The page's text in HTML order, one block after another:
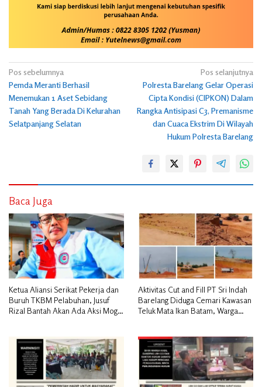
Navigasi
pos
Pos sebelumnya
Pemda Meranti Berhasil
Menemukan 1 Aset Sebidang
Tanah Yang Berada Di Kelurahan
Selatpanjang Selatan
Pos selanjutnya
Polresta Barelang Gelar Operasi
Cipta Kondisi (CIPKON) Dalam
Rangka Antisipasi C3, Premanisme
dan Cuaca Ekstrim Di Wilayah
Hukum Polresta Barelang
Baca Juga
Ketua Aliansi Serikat Pekerja dan
Buruh TKBM Pelabuhan, Jusuf
Rizal Bantah Akan Ada Aksi Mogol
Aktivitas Cut and Fill PT Sri Indah
Barelang Diduga Cemari Kawasan
Teluk Mata Ikan Batam, Warga